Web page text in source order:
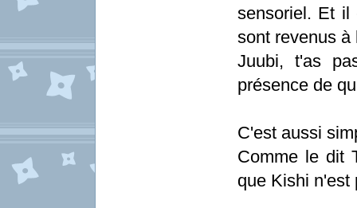
sensoriel. Et il
sont revenus à
Juubi, t'as
présence de
C'est aussi
Comme le dit
que Kishi n'est